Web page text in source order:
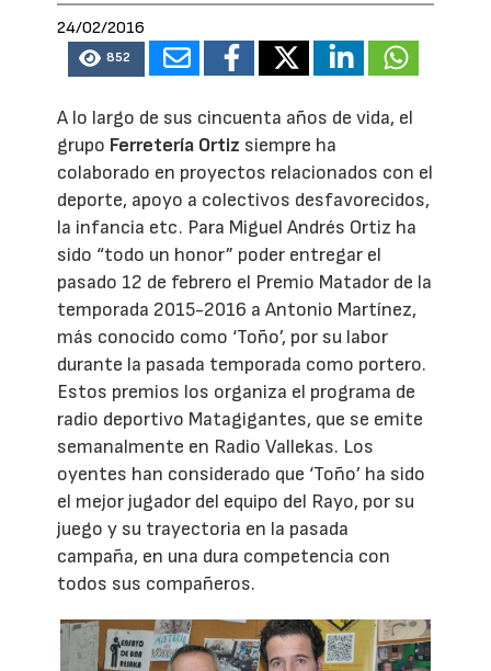
24/02/2016
852
A lo largo de sus cincuenta años de vida, el
grupo Ferretería Ortiz siempre ha
colaborado en proyectos relacionados con el
deporte, apoyo a colectivos desfavorecidos,
la infancia etc. Para Miguel Andrés Ortiz ha
sido “todo un honor” poder entregar el
pasado 12 de febrero el Premio Matador de la
temporada 2015-2016 a Antonio Martínez,
más conocido como ‘Toño’, por su labor
durante la pasada temporada como portero.
Estos premios los organiza el programa de
radio deportivo Matagigantes, que se emite
semanalmente en Radio Vallekas. Los
oyentes han considerado que ‘Toño’ ha sido
el mejor jugador del equipo del Rayo, por su
juego y su trayectoria en la pasada
campaña, en una dura competencia con
todos sus compañeros.